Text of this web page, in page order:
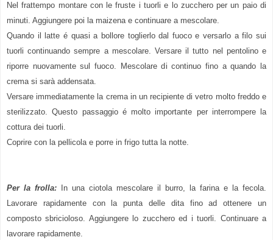
Nel frattempo montare con le fruste i tuorli e lo zucchero per un paio di
minuti. Aggiungere poi la maizena e continuare a mescolare.
Quando il latte é quasi a bollore toglierlo dal fuoco e versarlo a filo sui
tuorli continuando sempre a mescolare. Versare il tutto nel pentolino e
riporre nuovamente sul fuoco. Mescolare di continuo fino a quando la
crema si sarà addensata.
Versare immediatamente la crema in un recipiente di vetro molto freddo e
sterilizzato. Questo passaggio é molto importante per interrompere la
cottura dei tuorli.
Coprire con la pellicola e porre in frigo tutta la notte.
Per la frolla: In una ciotola mescolare il burro, la farina e la fecola.
Lavorare rapidamente con la punta delle dita fino ad ottenere un
composto sbricioloso. Aggiungere lo zucchero ed i tuorli. Continuare a
lavorare rapidamente.